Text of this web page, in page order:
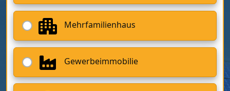
Mehrfamilienhaus
Gewerbeimmobilie